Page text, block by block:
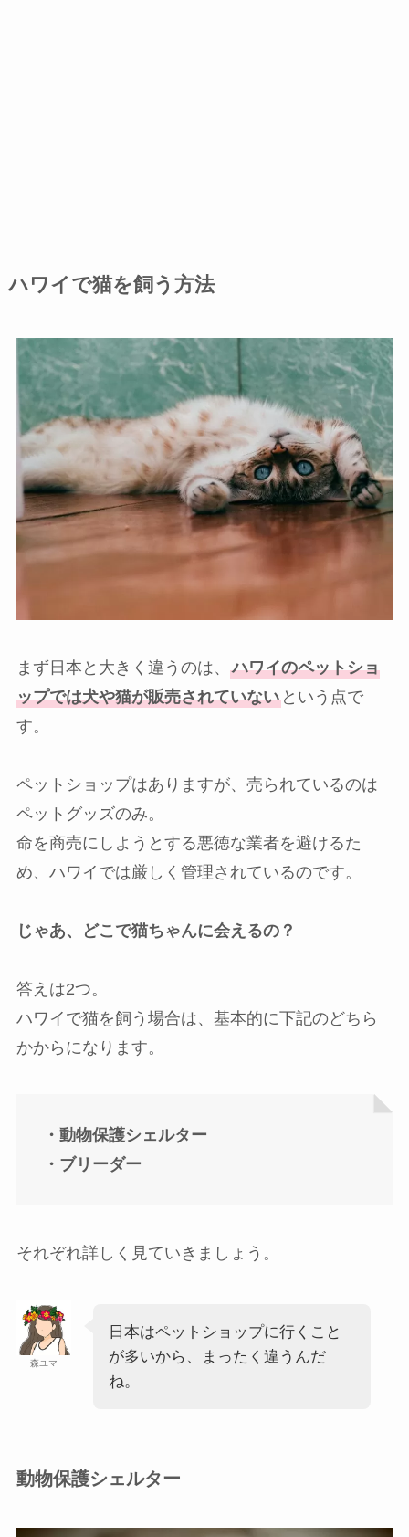
ハワイで猫を飼う方法
まず日本と大きく違うのは、 ハワイのペットショ
ップでは犬や猫が販売されていないという点で
す。
ペットショップはありますが、売られているのは
ペットグッズのみ。
命を商売にしようとする悪徳な業者を避けるた
め、ハワイでは厳しく管理されているのです。
じゃあ、どこで猫ちゃんに会えるの？
答えは2つ。
ハワイで猫を飼う場合は、基本的に下記のどちら
かからになります。
・動物保護シェルター
・ブリーダー
それぞれ詳しく見ていきましょう。
森ユマ
日本はペットショップに行くこと
が多いから、まったく違うんだ
ね。
動物保護シェルター